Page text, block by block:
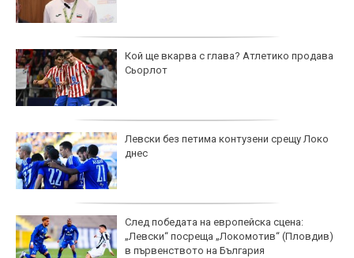
Кой ще вкарва с глава? Атлетико продава
Сьорлот
Левски без петима контузени срещу Локо
днес
След победата на европейска сцена:
„Левски“ посреща „Локомотив“ (Пловдив)
в първенството на България